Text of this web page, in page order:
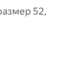
52,